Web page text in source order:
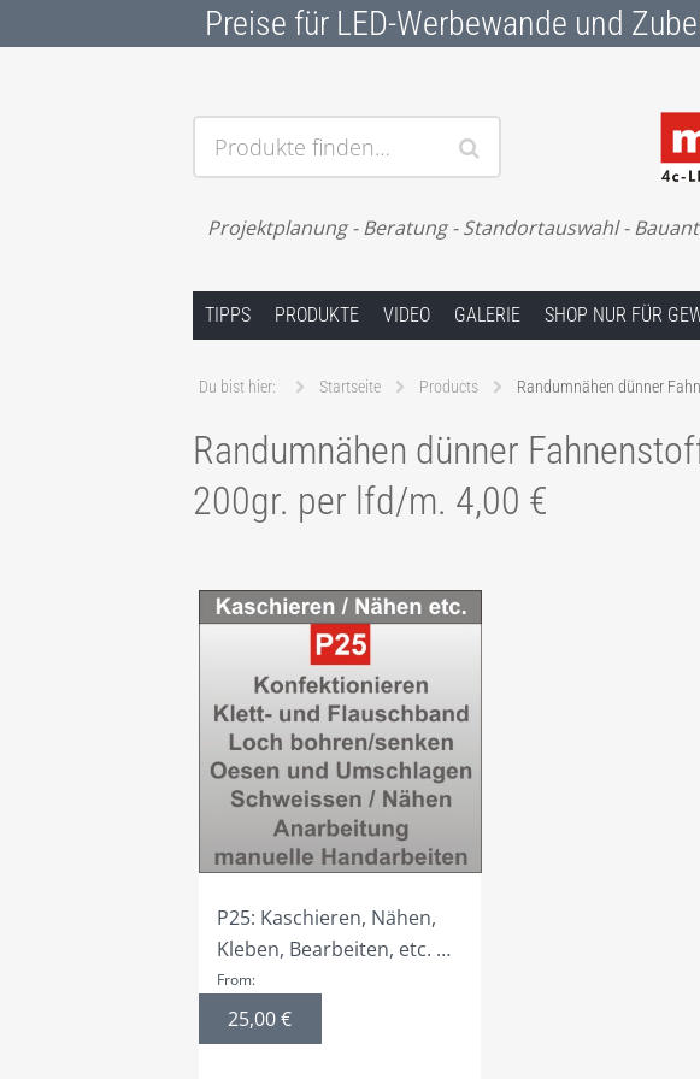
Preise für LED-Werbewande und
Produkte finden…
Preise
Projektplanung - Beratung - Standortauswahl -
TIPPS PRODUKTE VIDEO GALERIE SHOP NUR FÜR
Du bist hier: Startseite Products Randumnähen dünner
Randumnähen dünner
200gr. per lfd/m. 4,00 €
P25: Kaschieren, Nähen,
Kleben, Bearbeiten, etc. …
From:
25,00€